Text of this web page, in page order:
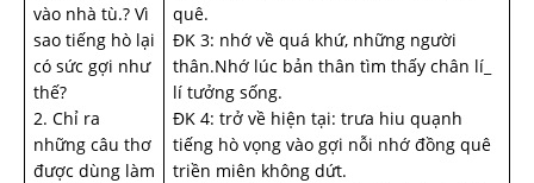
vào nhà tù.? Vì
sao tiếng hò lại
có sức gợi như
thế?
2. Chỉ ra
những câu thơ
được dùng làm
quê.
ĐK 3: nhớ về quá khứ, những người
thân.Nhớ lúc bản thân tìm thấy chân lí_
lí tưởng sống.
ĐK 4: trở về hiện tại: trưa hiu quạnh
tiếng hò vọng vào gợi nỗi nhớ đồng quê
triền miên không dứt.